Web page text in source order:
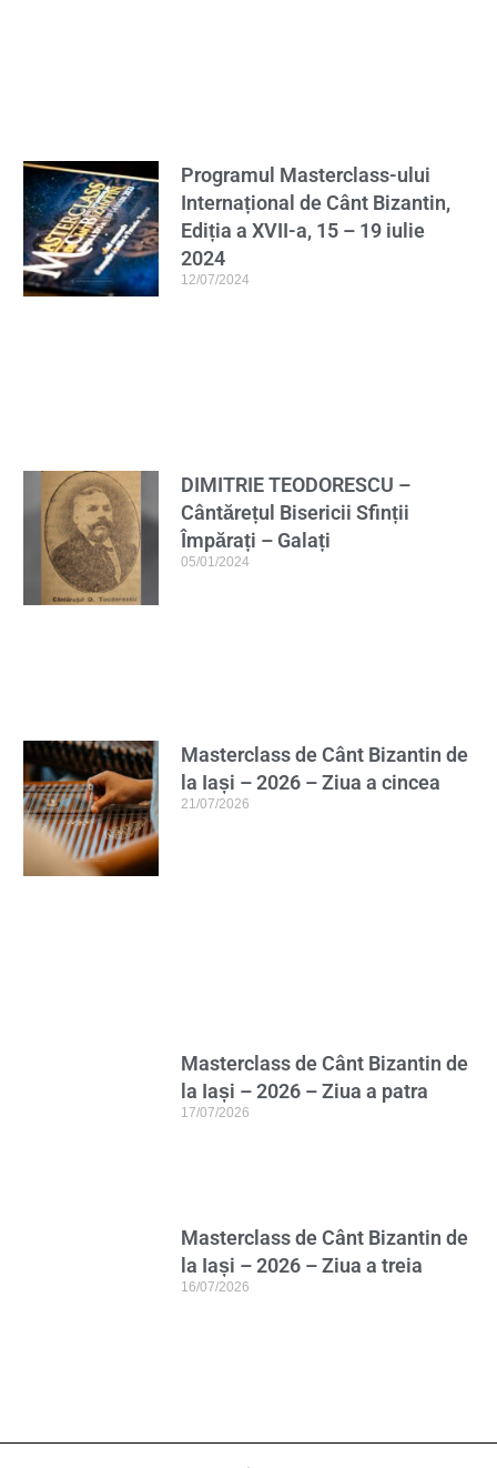
Programul Masterclass-ului
Internațional de Cânt Bizantin,
Ediția a XVII-a, 15 – 19 iulie
2024
12/07/2024
DIMITRIE TEODORESCU –
Cântărețul Bisericii Sfinții
Împărați – Galați
05/01/2024
Masterclass de Cânt Bizantin de
la Iași – 2026 – Ziua a cincea
21/07/2026
Masterclass de Cânt Bizantin de
la Iași – 2026 – Ziua a patra
17/07/2026
Masterclass de Cânt Bizantin de
la Iași – 2026 – Ziua a treia
16/07/2026